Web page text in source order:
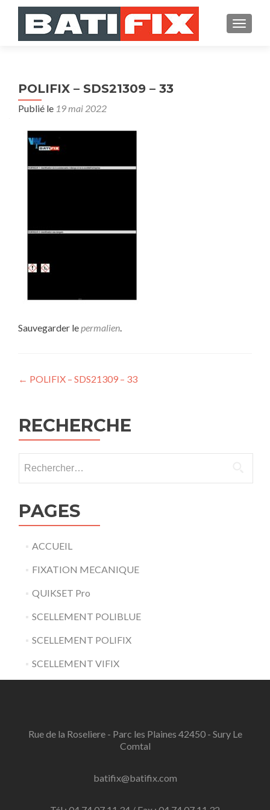
POLIFIX – SDS21309 – 33
Publié le 19 mai 2022
Sauvegarder lepermalien.
Navigation
l’article
← POLIFIX – SDS21309 – 33
RECHERCHE
PAGES
ACCUEIL
FIXATION MECANIQUE
QUIKSET Pro
SCELLEMENT POLIBLUE
SCELLEMENT POLIFIX
SCELLEMENT VIFIX
Rue de la Roseliere - Parc les Plaines 42450 - Sury Le
Comtal
batifix@batifix.com